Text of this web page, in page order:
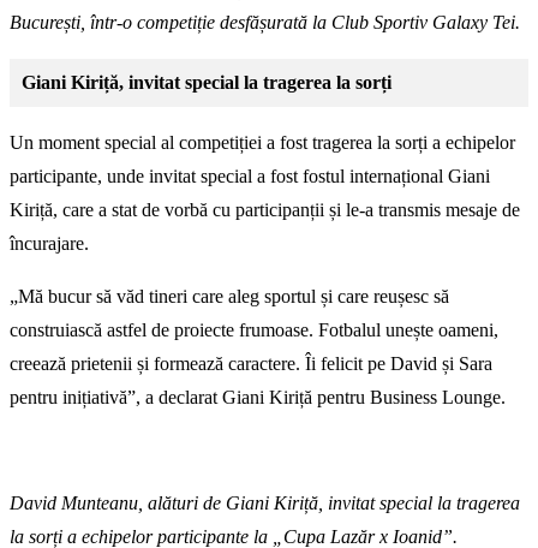
București, într-o competiție desfășurată la Club Sportiv Galaxy Tei.
Giani Kiriță, invitat special la tragerea la sorți
Un moment special al competiției a fost tragerea la sorți a echipelor
participante, unde invitat special a fost fostul internațional Giani
Kiriță, care a stat de vorbă cu participanții și le-a transmis mesaje de
încurajare.
„Mă bucur să văd tineri care aleg sportul și care reușesc să
construiască astfel de proiecte frumoase. Fotbalul unește oameni,
creează prietenii și formează caractere. Îi felicit pe David și Sara
pentru inițiativă”, a declarat Giani Kiriță pentru Business Lounge.
David Munteanu, alături de Giani Kiriță, invitat special la tragerea
la sorți a echipelor participante la „Cupa Lazăr x Ioanid”.